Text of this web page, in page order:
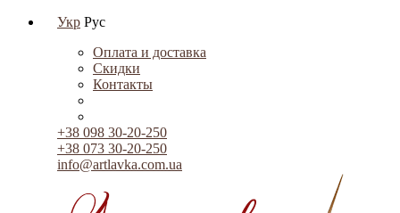
Укр Рус
Оплата и доставка
Скидки
Контакты
+38 098 30-20-250
+38 073 30-20-250
info@artlavka.com.ua